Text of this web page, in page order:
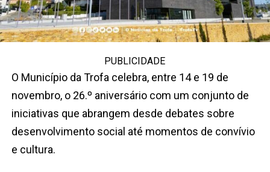
PUBLICIDADE
O Município da Trofa celebra, entre 14 e 19 de
novembro, o 26.º aniversário com um conjunto de
iniciativas que abrangem desde debates sobre
desenvolvimento social até momentos de convívio
e cultura.